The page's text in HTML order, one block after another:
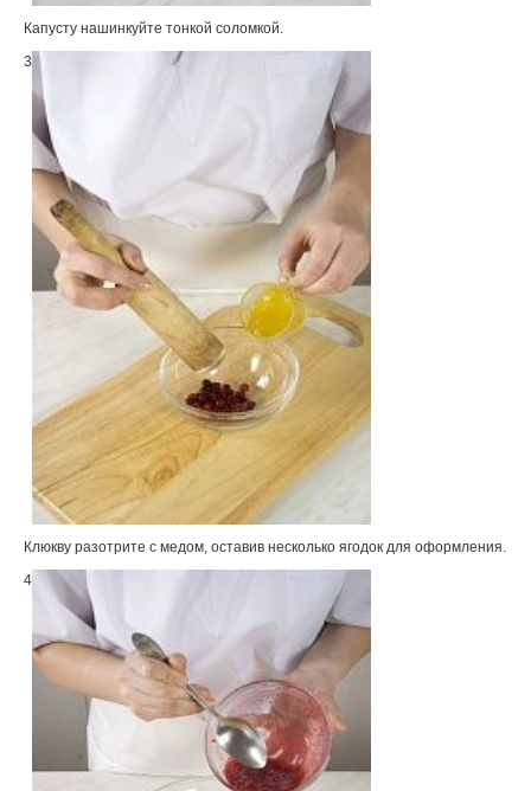
Капусту нашинкуйте тонкой соломкой.
3
Клюкву разотрите с медом, оставив несколько ягодок для оформления.
4